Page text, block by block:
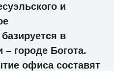
и
в
– городе Богота.
офиса составят